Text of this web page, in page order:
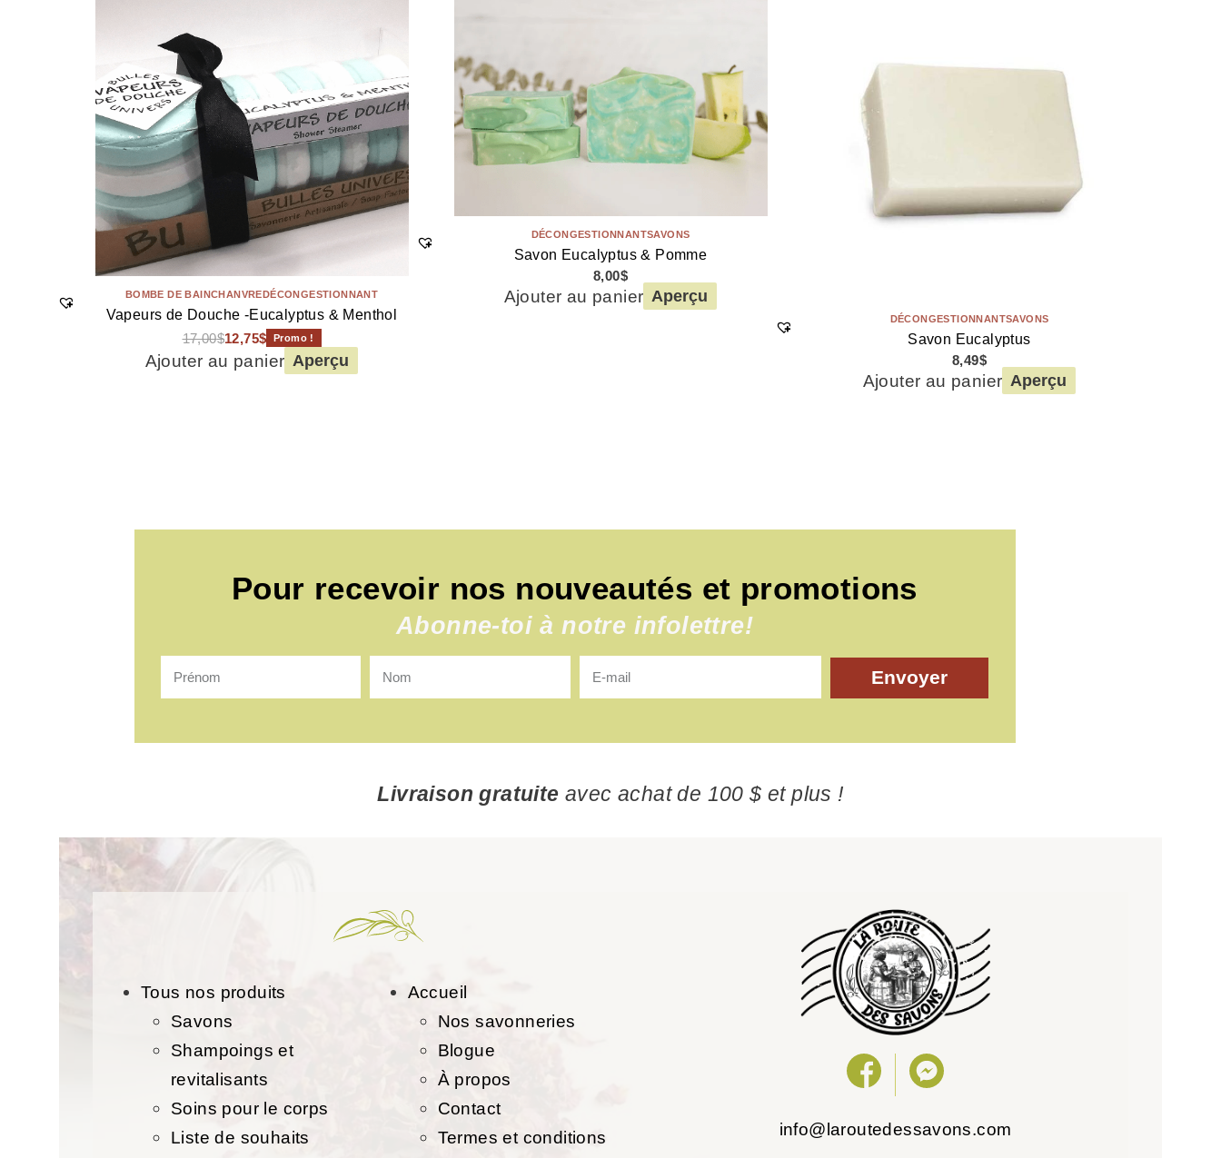
BOMBE DE BAINCHANVRE DÉCONGESTIONNANT
Vapeurs de Douche -Eucalyptus & Menthol
17,00$12,75$ Promo !
Ajouter au panier Aperçu
DÉCONGESTIONNANTSAVONS
Savon Eucalyptus & Pomme
8,00$
Ajouter au panier Aperçu
DÉCONGESTIONNANTSAVONS
Savon Eucalyptus
8,49$
Ajouter au panier Aperçu
Pour recevoir nos nouveautés et promotions
Abonne-toi à notre infolettre!
Envoyer
Livraison gratuite avec achat de 100 $ et plus !
Tous nos produits
Savons
Shampoings et
revitalisants
Soins pour le corps
Liste de souhaits
Accueil
Nos savonneries
Blogue
À propos
Contact
Termes et conditions
info@laroutedessavons.com